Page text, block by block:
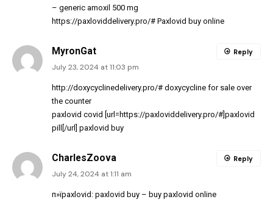
– generic amoxil 500 mg
https://paxloviddelivery.pro/# Paxlovid buy online
MyronGat
July 23, 2024 at 11:03 pm
http://doxycyclinedelivery.pro/# doxycycline for sale over
the counter
paxlovid covid [url=https://paxloviddelivery.pro/#]paxlovid
pill[/url] paxlovid buy
Reply
CharlesZoova
July 24, 2024 at 1:11 am
п»їpaxlovid: paxlovid buy – buy paxlovid online
Reply